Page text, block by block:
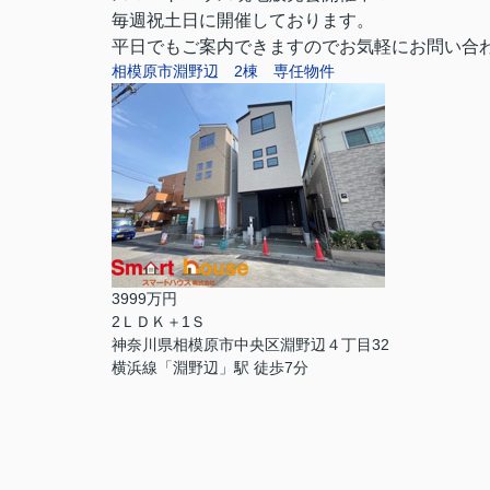
毎週祝土日に開催しております。
平日でもご案内できますのでお気軽にお問い合
相模原市淵野辺 2棟 専任物件
3999万円
2ＬＤＫ＋1Ｓ
神奈川県相模原市中央区淵野辺４丁目32
横浜線「淵野辺」駅 徒歩7分